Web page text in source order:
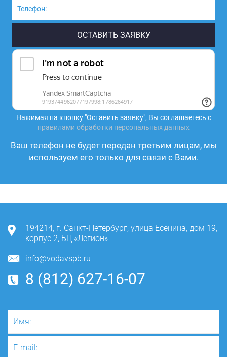
Нажимая на кнопку "Оставить заявку", Вы соглашаетесь с
правилами обработки персональных данных
Ваш телефон не будет передан третьим лицам, мы
используем его только для связи с Вами.
194214, г. Санкт-Петербург, улица Есенина, дом 19,
корпус 2, БЦ «Легион»
info@vodavspb.ru
8 (812) 627-16-07